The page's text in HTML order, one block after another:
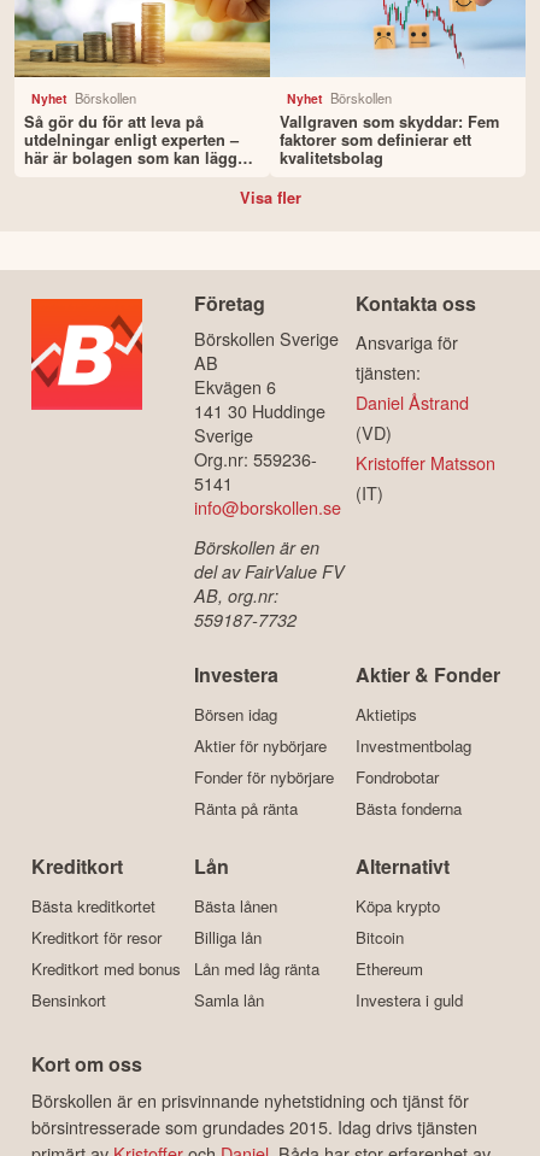
Nyhet Börskollen
Så gör du för att leva på
utdelningar enligt experten –
här är bolagen som kan lägga
Nyhet Börskollen
Vallgraven som skyddar: Fem
faktorer som definierar ett
kvalitetsbolag
Visa fler
Företag
Börskollen Sverige
AB
Ekvägen 6
141 30 Huddinge
Sverige
Org.nr: 559236-
5141
info@borskollen.se
Börskollen är en
del av FairValue FV
AB, org.nr:
559187-7732
Kontakta oss
Ansvariga för
tjänsten:
Daniel Åstrand
(VD)
Kristoffer Matsson
(IT)
Investera
Börsen idag
Aktier för nybörjare
Fonder för nybörjare
Ränta på ränta
Aktier & Fonder
Aktietips
Investmentbolag
Fondrobotar
Bästa fonderna
Kreditkort
Bästa kreditkortet
Kreditkort för resor
Kreditkort med bonus
Bensinkort
Lån
Bästa lånen
Billiga lån
Lån med låg ränta
Samla lån
Alternativt
Köpa krypto
Bitcoin
Ethereum
Investera i guld
Kort om oss
Börskollen är en prisvinnande nyhetstidning och tjänst för
börsintresserade som grundades 2015. Idag drivs tjänsten